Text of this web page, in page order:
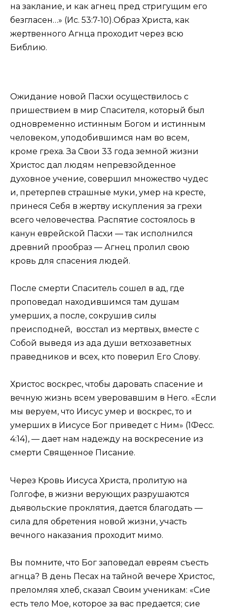
на заклание, и как агнец пред стригущим его
безгласен…» (Ис. 53:7-10).Образ Христа, как
жертвенного Агнца проходит через всю
Библию.
Ожидание новой Пасхи осуществилось с
пришествием в мир Спасителя, который был
одновременно истинным Богом и истинным
человеком, уподобившимся нам во всем,
кроме греха. За Свои 33 года земной жизни
Христос дал людям непревзойденное
духовное учение, совершил множество чудес
и, претерпев страшные муки, умер на кресте,
принеся Себя в жертву искупления за грехи
всего человечества. Распятие состоялось в
канун еврейской Пасхи — так исполнился
древний прообраз — Агнец пролил свою
кровь для спасения людей.
После смерти Спаситель сошел в ад, где
проповедал находившимся там душам
умерших, а после, сокрушив силы
преисподней, восстал из мертвых, вместе с
Собой выведя из ада души ветхозаветных
праведников и всех, кто поверил Его Слову.
Христос воскрес, чтобы даровать спасение и
вечную жизнь всем уверовавшим в Него. «Если
мы веруем, что Иисус умер и воскрес, то и
умерших в Иисусе Бог приведет с Ним» (1Фесс.
4:14), — дает нам надежду на воскресение из
смерти Священное Писание.
Через Кровь Иисуса Христа, пролитую на
Голгофе, в жизни верующих разрушаются
дьявольские проклятия, дается благодать —
сила для обретения новой жизни, участь
вечного наказания проходит мимо.
Вы помните, что Бог заповедал евреям съесть
агнца? В день Песах на тайной вечере Христос,
преломляя хлеб, сказал Своим ученикам: «Сие
есть тело Мое, которое за вас предается; сие